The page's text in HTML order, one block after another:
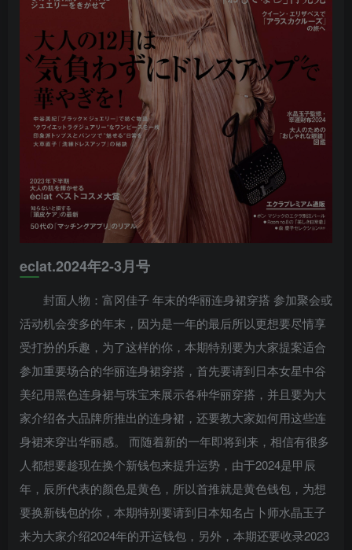
eclat.2024年2-3月号
封面人物：富冈佳子 年末的华丽连身裙穿搭 参加聚会或
活动机会变多的年末，因为是一年的最后所以更想要尽情享
受打扮的乐趣，为了这样的你，本期特别要为大家提案适合
参加重要场合的华丽连身裙穿搭，首先要请到日本女星中谷
美纪用黑色连身裙与珠宝来展示各种华丽穿搭，并且要为大
家介绍各大品牌所推出的连身裙，还要教大家如何用这些连
身裙来穿出华丽感。 而随着新的一年即将到来，相信有很多
人都想要趁现在换个新钱包来提升运势，由于2024是甲辰
年，辰所代表的颜色是黄色，所以首推就是黄色钱包，为想
要换新钱包的你，本期特别要请到日本知名占卜师水晶玉子
来为大家介绍2024年的开运钱包，另外，本期还要收录2023